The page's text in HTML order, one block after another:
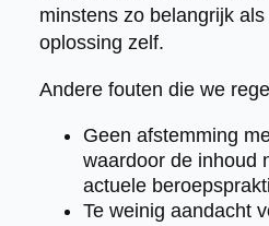
minstens zo belangrijk
oplossing zelf.
Andere fouten die we
Geen afstemming
waardoor de inhoud
actuele
Te weinig aandacht